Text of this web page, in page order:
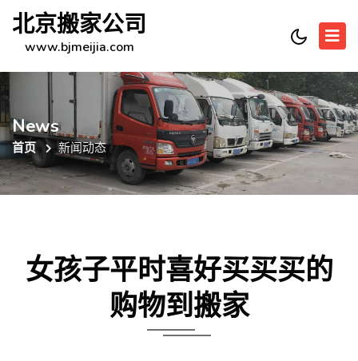
北京搬家公司
www.bjmeijia.com
News
首页 新闻动态
女孩子平时喜好买买买的
购物到搬家